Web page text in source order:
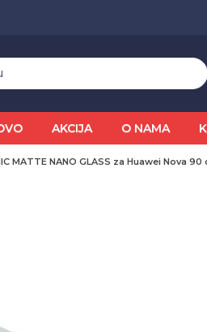
AKCIJA O NAMA
MATTE NANO GLASS za Huawei Nova 90